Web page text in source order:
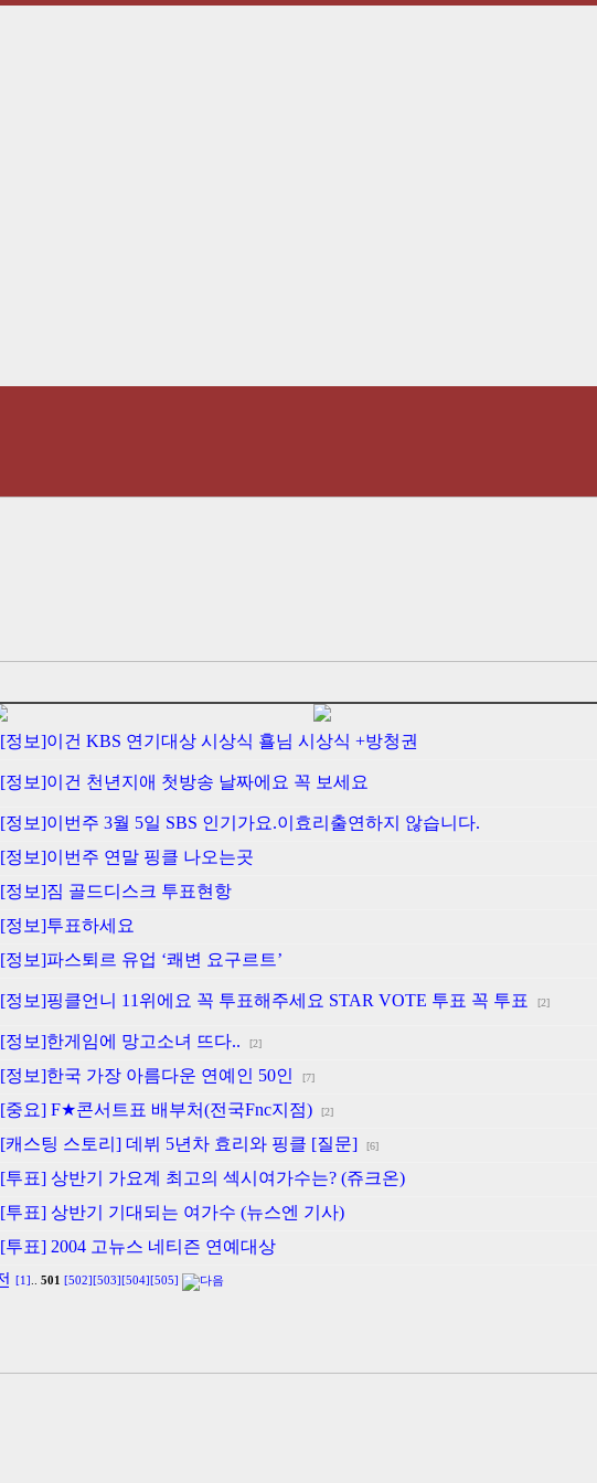
[정보]이건 KBS 연기대상 시상식 횰님 시상식 +방청권
[정보]이건 천년지애 첫방송 날짜에요 꼭 보세요
[정보]이번주 3월 5일 SBS 인기가요.이효리출연하지 않습니다.
[정보]이번주 연말 핑클 나오는곳
[정보]짐 골드디스크 투표현항
[정보]투표하세요
[정보]파스퇴르 유업 ‘쾌변 요구르트’
[정보]핑클언니 11위에요 꼭 투표해주세요 STAR VOTE 투표 꼭 투표 [2]
[정보]한게임에 망고소녀 뜨다.. [2]
[정보]한국 가장 아름다운 연예인 50인 [7]
[중요] F★콘서트표 배부처(전국Fnc지점) [2]
[캐스팅 스토리] 데뷔 5년차 효리와 핑클 [질문] [6]
[투표] 상반기 가요계 최고의 섹시여가수는? (쥬크온)
[투표] 상반기 기대되는 여가수 (뉴스엔 기사)
[투표] 2004 고뉴스 네티즌 연예대상
[1] 501 [502] [503] [504] [505]